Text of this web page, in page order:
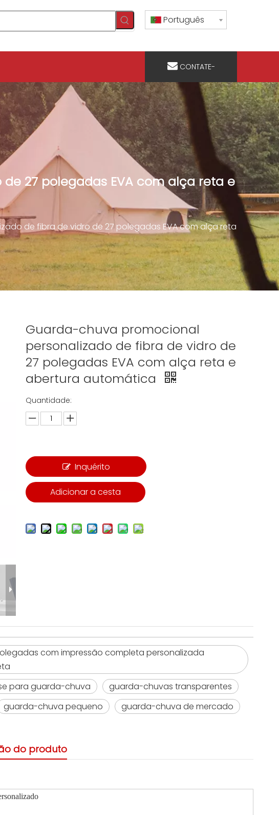
Português
CONTATE-
NOS
27 polegadas EVA com alça reta e
de fibra de vidro de 27 polegadas EVA com alça reta
Guarda-chuva promocional
personalizado de fibra de vidro de
27 polegadas EVA com alça reta e
abertura automática
Quantidade:
Inquérito
Adicionar a cesta
com impressão completa personalizada
para guarda-chuva
guarda-chuvas transparentes
guarda-chuva pequeno
guarda-chuva de mercado
do produto